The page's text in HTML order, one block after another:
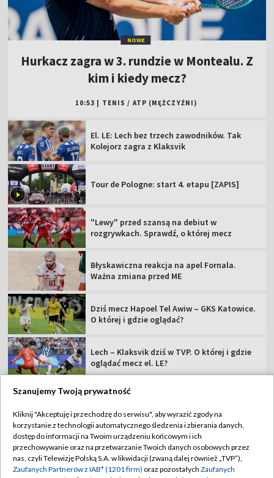
NOWE
Hurkacz zagra w 3. rundzie w Montealu. Z
kim i kiedy mecz?
10:53 TENIS / ATP (MĘŻCZYŹNI)
El. LE: Lech bez trzech zawodników. Tak
Kolejorz zagra z Klaksvik
Tour de Pologne: start 4. etapu [ZAPIS]
"Lewy" przed szansą na debiut w
rozgrywkach. Sprawdź, o której mecz
Błyskawiczna reakcja na apel Fornala.
Ważna zmiana przed ME
Dziś mecz Hapoel Tel Awiw – GKS Katowice.
O której i gdzie oglądać?
Lech – Klaksvik dziś w TVP. O której i gdzie
oglądać mecz el. LE?
TVP
Abonament TVP
Sklep TVP
Regulamin TVP
Polityka prywatności
Szanujemy Twoją prywatność
Kliknij "Akceptuję i przechodzę do serwisu", aby wyrazić zgody na
korzystanie z technologii automatycznego śledzenia i zbierania danych,
dostęp do informacji na Twoim urządzeniu końcowym i ich
przechowywanie oraz na przetwarzanie Twoich danych osobowych przez
nas, czyli Telewizję Polską S.A. w likwidacji (zwaną dalej również „TVP”),
Zaufanych Partnerów z IAB* (1201 firm) oraz pozostałych Zaufanych